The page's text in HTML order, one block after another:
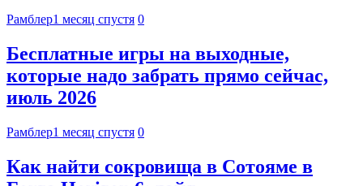
Рамблер1 месяц спустя 0
Бесплатные игры на выходные,
которые надо забрать прямо сейчас,
июль 2026
Рамблер1 месяц спустя 0
Как найти сокровища в Сотояме в